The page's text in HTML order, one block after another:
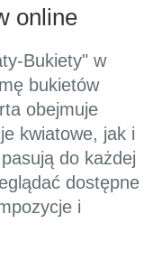
online
Bukiety" w
bukietów
obejmuje
kwiatowe, jak i
do każdej
dostępne
i